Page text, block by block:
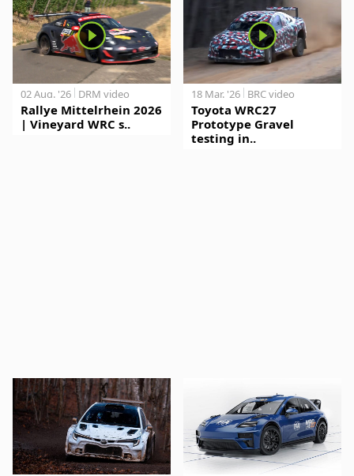
02 Aug. '26 DRM video
Rallye Mittelrhein 2026
| Vineyard WRC s..
18 Mar. '26 BRC video
Toyota WRC27
Prototype Gravel
testing in..